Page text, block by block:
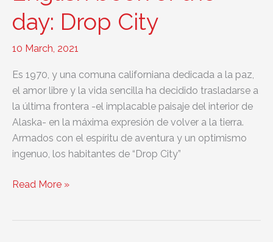
Creed:
Renaissance
day: Drop City
10 March, 2021
Es 1970, y una comuna californiana dedicada a la paz,
el amor libre y la vida sencilla ha decidido trasladarse a
la última frontera -el implacable paisaje del interior de
Alaska- en la máxima expresión de volver a la tierra.
Armados con el espíritu de aventura y un optimismo
ingenuo, los habitantes de “Drop City”
English
Read More »